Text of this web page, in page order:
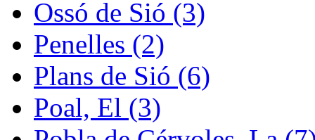
Ossó de Sió (3)
Penelles (2)
Plans de Sió (6)
Poal, El (3)